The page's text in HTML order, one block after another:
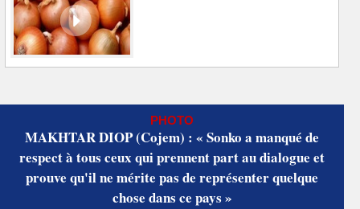
PHOTO
MAKHTAR DIOP (Cojem) : « Sonko a manqué de
respect à tous ceux qui prennent part au dialogue et
prouve qu'il ne mérite pas de représenter quelque
chose dans ce pays »